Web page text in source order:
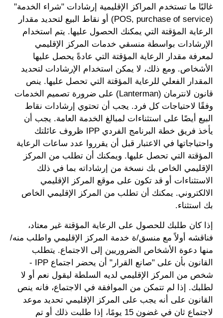
غالبًا ما تستخدم المراكز الإقليمية إرشادات "شراء الخدمة"
(POS, purchase of service) أو نقاط البيع لتحديد مقدار
الرعاية المؤقتة التي يمكنك الحصول عليها. يتم استخدام
الإرشادات بواسطة منسقي خدمات المركز الإقليمي
لمعرفة مقدار الرعاية المؤقتة التي عادةً يحصل عليها
الأشخاص. ومع ذلك، لا يمكن استخدام الإرشادات لتحديد
المقدار الفعلي للرعاية المؤقتة التي تحصل عليها. ينص
قانون لانترمان (Lanterman) على ضرورة تصميم الخدمات
وفقًا لاحتياجات كل فرد. يجب أن تحتوي إرشادات نقاط
البيع أيضًا على استثناءات لمبالغ الخدمة العامة. يجب أن
يأخذ فريق خطة البرنامج الفردي IPP ظروف عائلتك
واحتياجاتها في الاعتبار قبل أن يقرروا عدد ساعات الرعاية
المؤقتة التي تحصل عليها. ويمكنك أن تطلب من المركز
الإقليمي الخاص بك نسخة من إرشاداته بما في ذلك
الاستثناءات أو قد تكون على موقع المركز الإقليمي
الالكتروني. يمكنك أن تطلب من المركز الإقليمي الخاص
بك استثناء.
إذا كان طلبك للحصول على الرعاية المؤقتة غير معتاد،
فناقشه أولاً مع منسق/ة خدمة المركز الإقليمي واطلب منه/
منها دعوة الأشخاص الضروريين إلى الاجتماع. يتطلب
القانون بأن على "صانع القرار" أن يحضر اجتماع IPP -
شخص من المركز الإقليمي لديه السلطة ليقول نعم أو لا
لطلبك. إذا لم تتمكن من الموافقة في الاجتماع، فانه ينص
القانون على أنه يجب على المركز الإقليمي تحديد موعد
لاجتماع ثان في غضون 15 يومًا، إذا طلبت ذلك أو تم